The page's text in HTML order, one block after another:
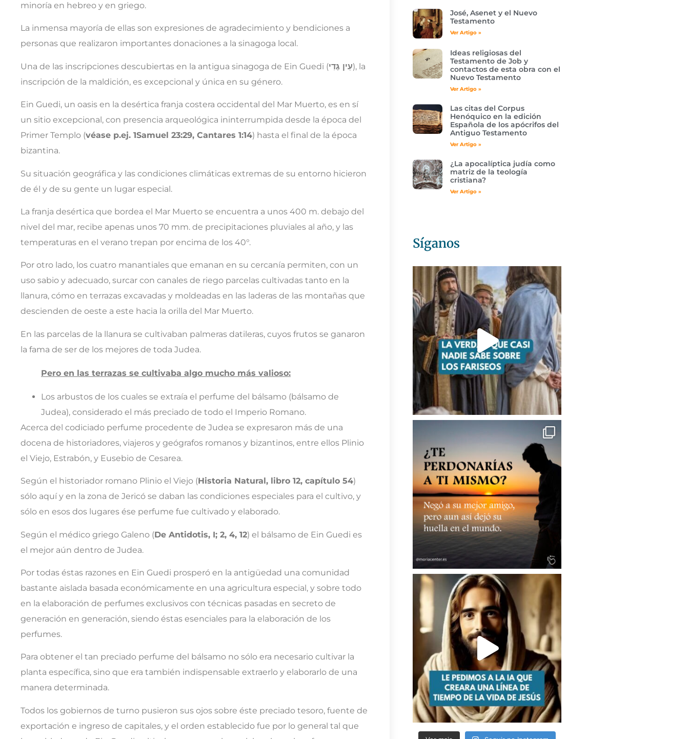
minoría en hebreo y en griego.
La inmensa mayoría de ellas son expresiones de agradecimiento y bendiciones a
personas que realizaron importantes donaciones a la sinagoga local.
Una de las inscripciones descubiertas en la antigua sinagoga de Ein Guedi (עֵין גֶּדִי), la
inscripción de la maldición, es excepcional y única en su género.
Ein Guedi, un oasis en la desértica franja costera occidental del Mar Muerto, es en sí
un sitio excepcional, con presencia arqueológica ininterrumpida desde la época del
Primer Templo (véase p.ej. 1Samuel 23:29, Cantares 1:14) hasta el final de la época
bizantina.
Su situación geográfica y las condiciones climáticas extremas de su entorno hicieron
de él y de su gente un lugar especial.
La franja desértica que bordea el Mar Muerto se encuentra a unos 400 m. debajo del
nivel del mar, recibe apenas unos 70 mm. de precipitaciones pluviales al año, y las
temperaturas en el verano trepan por encima de los 40°.
Por otro lado, los cuatro manantiales que emanan en su cercanía permiten, con un
uso sabio y adecuado, surcar con canales de riego parcelas cultivadas tanto en la
llanura, cómo en terrazas excavadas y moldeadas en las laderas de las montañas que
descienden de oeste a este hacia la orilla del Mar Muerto.
En las parcelas de la llanura se cultivaban palmeras datileras, cuyos frutos se ganaron
la fama de ser de los mejores de toda Judea.
Pero en las terrazas se cultivaba algo mucho más valioso:
Los arbustos de los cuales se extraía el perfume del bálsamo (bálsamo de
Judea), considerado el más preciado de todo el Imperio Romano.
Acerca del codiciado perfume procedente de Judea se expresaron más de una
docena de historiadores, viajeros y geógrafos romanos y bizantinos, entre ellos Plinio
el Viejo, Estrabón, y Eusebio de Cesarea.
Según el historiador romano Plinio el Viejo (Historia Natural, libro 12, capítulo 54)
sólo aquí y en la zona de Jericó se daban las condiciones especiales para el cultivo, y
sólo en esos dos lugares ése perfume fue cultivado y elaborado.
Según el médico griego Galeno (De Antidotis, I; 2, 4, 12) el bálsamo de Ein Guedi es
el mejor aún dentro de Judea.
Por todas éstas razones en Ein Guedi prosperó en la antigüedad una comunidad
bastante aislada basada económicamente en una agricultura especial, y sobre todo
en la elaboración de perfumes exclusivos con técnicas pasadas en secreto de
generación en generación, siendo éstas esenciales para la elaboración de los
perfumes.
Para obtener el tan preciado perfume del bálsamo no sólo era necesario cultivar la
planta específica, sino que era también indispensable extraerlo y elaborarlo de una
manera determinada.
Todos los gobiernos de turno pusieron sus ojos sobre éste preciado tesoro, fuente de
exportación e ingreso de capitales, y el orden establecido fue por lo general tal que
José, Asenet y el Nuevo
Testamento
Ver Artigo »
Ideas religiosas del
Testamento de Job y
contactos de esta obra con el
Nuevo Testamento
Ver Artigo »
Las citas del Corpus
Henóquico en la edición
Española de los apócrifos del
Antiguo Testamento
Ver Artigo »
¿La apocalíptica judía como
matriz de la teología
cristiana?
Ver Artigo »
Síganos